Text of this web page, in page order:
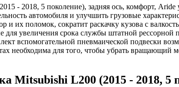
- 2018, 5 поколение), задняя ось, комфорт,
автомобиля и улучшить грузовые
и их поломок, сократит раскачку кузова с
для увеличения срока службы штатной
вспомогательной пневмаической подвески
необходима для того, чтобы убрать
Mitsubishi L200 (2015 - 2018,